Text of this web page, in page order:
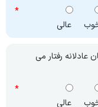
عالی
عادلانه رفتار می
عالی